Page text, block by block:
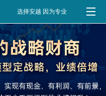
选择安越 因为专业